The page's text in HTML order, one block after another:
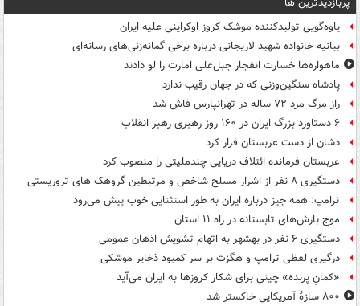
یاوه‌گویی تولیدکننده موشک کروز اوکراینی علیه ایران
بیانیه خانواده شهید لاریجانی درباره برخی گمانه‌زنی‌های رسانه‌ای
ماهواره‌ها خسارت انفجار جبل‌علی امارت را لو دادند
پادشاه سنگین‌وزنی که در جهان رقیب ندارد
راز مرگ مرد ۷۲ ساله در تهرانپارس فاش شد
۶ دستاورد بزرگ ایران در ۱۶۰ روز رهبری رهبر انقلاب
دشان از دست عربستان فرار کرد
عربستان فرمانده ائتلاف دریایی چندملیتی را منصوب کرد
دستگیری ۸ نفر از اشرار مسلح شاخص و مرتبطین گروهک های تروریستی
ترامپ: همه چیز درباره ایران به طور استثنایی خوب پیش می‌رود
موج بارش‌های تابستانه در راه ۱۱ استان
دستگیری ۶ نفر در بهشهر به اتهام تشویش اذهان عمومی
درگیری لفظی ترامپ و هگزث بر سر کمبود ذخایر موشکی
«کمانِ پرنده» چینی برای شکار کروزها به ایران می‌آید
۸۰۰ سازۀ آمریکایی خاکستر شد